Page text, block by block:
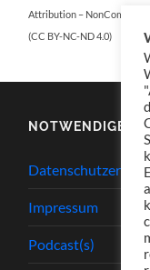
Attribution –
(CC BY-NC-ND 4.0)
NOTWENDIGES
Impressum
Podcast(s)